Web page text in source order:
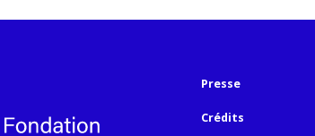
Presse
Crédits